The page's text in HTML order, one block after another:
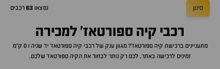
סינון נמצאו 63 רכבים
רכבי קיה ספורטאז' למכירה
מתעניינים ברכישת קיה ספורטאז'? מגוון ענק של רכבי קיה ספורטאז'
יד שניה ו 0 ק"מ
זמינים לרכישה באתר, לכם רק נותר לבחור את הקיה ספורטאז' שלכם.